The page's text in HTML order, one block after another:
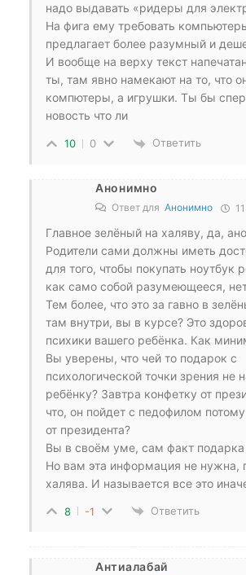
надо выдавать «ридеры для
На фига ему требовать
предлагает более разумный и
И вообще на верху текст
ты, там явно намекают на то, что
компютеры, а игрушки. Ты бы
новость что ли
10 0 Ответить
Анонимно
Ответ для Анонимно
Главное зелёный на халяву, да,
Родители сами должны иметь
для того, чтобы покупать ноутбук
как само собой разумеющееся,
Тем более, что это за гавно в
там внутри, вы в курсе? Это
психики вашего ребёнка. Как
Вы уверены, что чей то подарок с
психологической точки зрения не
ребёнку? Завтра конфетку от
что, он пойдет с педофилом
от президента?
Вы в своём уме, сам факт подарка
Но вам эта информация не нужна,
халява. И называется все это
8 -1 Ответить
Антиалабай